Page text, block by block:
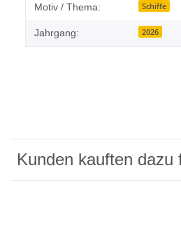
Motiv / Thema: Schiffe
Jahrgang: 2026
Kunden kauften dazu